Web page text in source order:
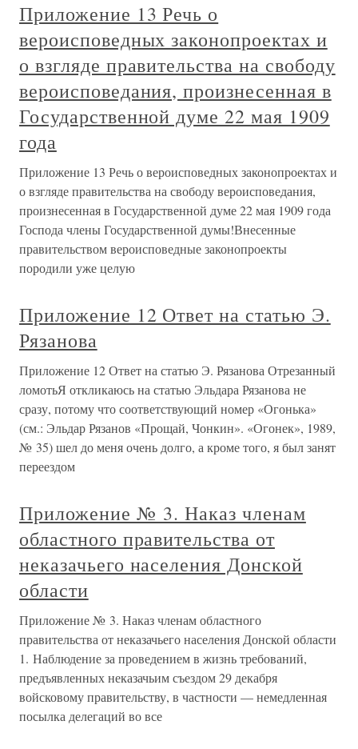
Приложение 13 Речь о
вероисповедных законопроектах и
о взгляде правительства на свободу
вероисповедания, произнесенная в
Государственной думе 22 мая 1909
года
Приложение 13 Речь о вероисповедных законопроектах и
о взгляде правительства на свободу вероисповедания,
произнесенная в Государственной думе 22 мая 1909 года
Господа члены Государственной думы!Внесенные
правительством вероисповедные законопроекты
породили уже целую
Приложение 12 Ответ на статью Э.
Рязанова
Приложение 12 Ответ на статью Э. Рязанова Отрезанный
ломотьЯ откликаюсь на статью Эльдара Рязанова не
сразу, потому что соответствующий номер «Огонька»
(см.: Эльдар Рязанов «Прощай, Чонкин». «Огонек», 1989,
№ 35) шел до меня очень долго, а кроме того, я был занят
переездом
Приложение № 3. Наказ членам
областного правительства от
неказачьего населения Донской
области
Приложение № 3. Наказ членам областного
правительства от неказачьего населения Донской области
1. Наблюдение за проведением в жизнь требований,
предъявленных неказачьим съездом 29 декабря
войсковому правительству, в частности — немедленная
посылка делегаций во все